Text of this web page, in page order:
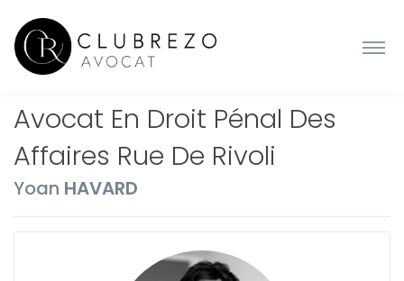
Avocat En Droit Pénal Des
Affaires Rue De Rivoli
Yoan HAVARD